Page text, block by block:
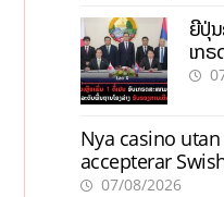
ຍີ່ປຸ່
ເກ
ການ
Nya casino
accepterar
07/08/2026